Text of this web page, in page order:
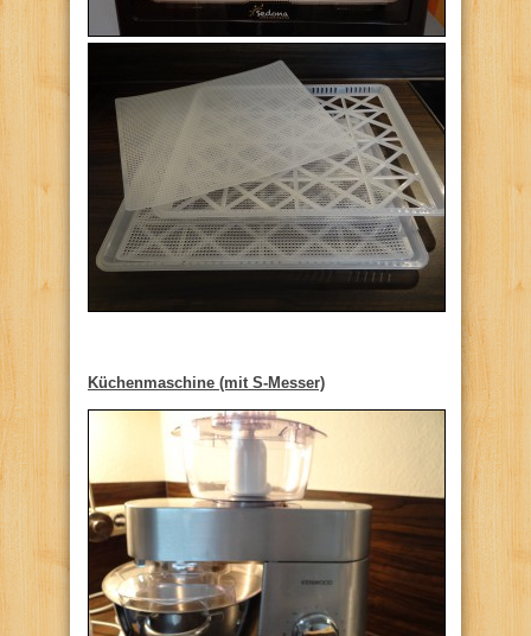
Küchenmaschine (mit S-Messer)